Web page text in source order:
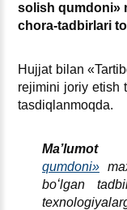
solish qumdoni»
chora-tadbirlari
Hujjat bilan
rejimini joriy etish
tasdiqlanmoqda.
Ma’lumot
qumdoni»
boʻlgan